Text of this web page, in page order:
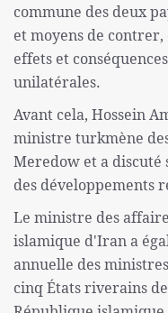
commune des deux
et moyens de
effets et
unilatérales.
Avant cela, Hossein
ministre turkmène
Meredow et a
des développements
Le ministre des
islamique d'Iran a
annuelle des
cinq États riverains